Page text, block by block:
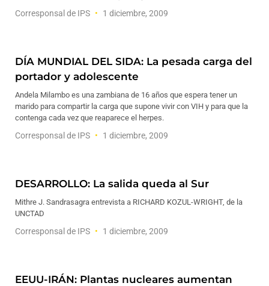
Corresponsal de IPS 1 diciembre, 2009
DÍA MUNDIAL DEL SIDA: La pesada carga del
portador y adolescente
Andela Milambo es una zambiana de 16 años que espera tener un
marido para compartir la carga que supone vivir con VIH y para que la
contenga cada vez que reaparece el herpes.
Corresponsal de IPS 1 diciembre, 2009
DESARROLLO: La salida queda al Sur
Mithre J. Sandrasagra entrevista a RICHARD KOZUL-WRIGHT, de la
UNCTAD
Corresponsal de IPS 1 diciembre, 2009
EEUU-IRÁN: Plantas nucleares aumentan